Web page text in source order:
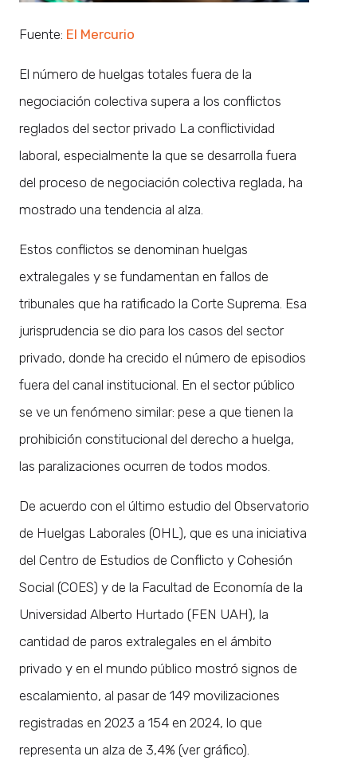
Fuente: El Mercurio
El número de huelgas totales fuera de la
negociación colectiva supera a los conflictos
reglados del sector privado La conflictividad
laboral, especialmente la que se desarrolla fuera
del proceso de negociación colectiva reglada, ha
mostrado una tendencia al alza.
Estos conflictos se denominan huelgas
extralegales y se fundamentan en fallos de
tribunales que ha ratificado la Corte Suprema. Esa
jurisprudencia se dio para los casos del sector
privado, donde ha crecido el número de episodios
fuera del canal institucional. En el sector público
se ve un fenómeno similar: pese a que tienen la
prohibición constitucional del derecho a huelga,
las paralizaciones ocurren de todos modos.
De acuerdo con el último estudio del Observatorio
de Huelgas Laborales (OHL), que es una iniciativa
del Centro de Estudios de Conflicto y Cohesión
Social (COES) y de la Facultad de Economía de la
Universidad Alberto Hurtado (FEN UAH), la
cantidad de paros extralegales en el ámbito
privado y en el mundo público mostró signos de
escalamiento, al pasar de 149 movilizaciones
registradas en 2023 a 154 en 2024, lo que
representa un alza de 3,4% (ver gráfico).